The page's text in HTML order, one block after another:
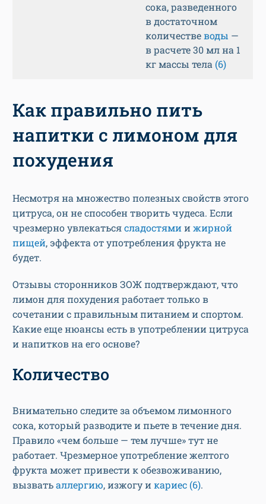
сока, разведенного
в достаточном
количествеводы —
в расчете 30 мл на 1
кг массы тела (6)
Как правильно пить
напитки с лимоном для
похудения
Несмотря на множество полезных свойств этого
цитруса, он не способен творить чудеса. Если
чрезмерно увлекатьсясладостямиижирной
пищей, эффекта от употребления фрукта не
будет.
Отзывы сторонников ЗОЖ подтверждают, что
лимон для похудения работает только в
сочетании с правильным питанием и спортом.
Какие еще нюансы есть в употреблении цитруса
и напитков на его основе?
Количество
Внимательно следите за объемом лимонного
сока, который разводите и пьете в течение дня.
Правило «чем больше — тем лучше» тут не
работает. Чрезмерное употребление желтого
фрукта может привести к обезвоживанию,
вызватьаллергию, изжогу икариес (6).